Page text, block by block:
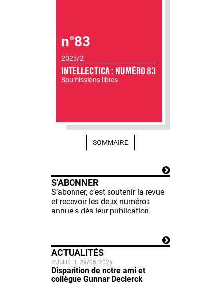
n°83
2025/2
INTELLECTICA : NUMÉRO 83
Soumissions libres
SOMMAIRE
S'ABONNER
S’abonner, c’est soutenir la revue
et recevoir les deux numéros
annuels dès leur publication.
ACTUALITÉS
PUBLIÉ LE 29/05/2026
Disparition de notre ami et
collègue Gunnar Declerck